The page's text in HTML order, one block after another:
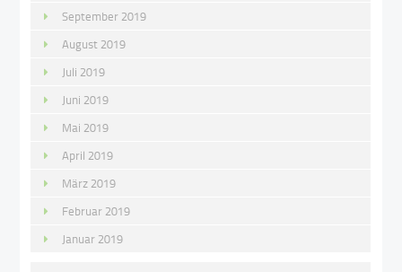
September 2019
August 2019
Juli 2019
Juni 2019
Mai 2019
April 2019
März 2019
Februar 2019
Januar 2019